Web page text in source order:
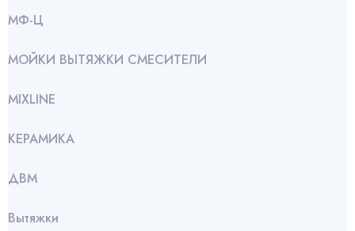
МФ-Ц
МОЙКИ ВЫТЯЖКИ СМЕСИТЕЛИ
МIXLINE
КЕРАМИКА
ДВМ
Вытяжки